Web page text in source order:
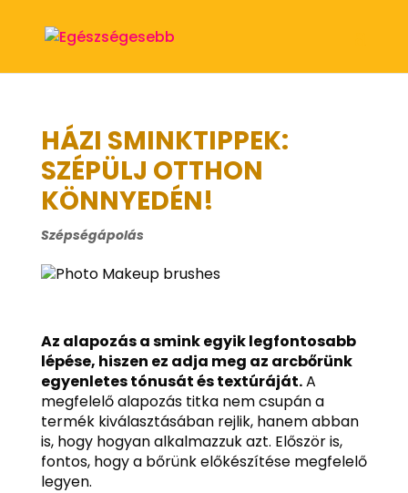
HÁZI SMINKTIPPEK:
SZÉPÜLJ OTTHON
KÖNNYEDÉN!
Szépségápolás
Az alapozás a smink egyik legfontosabb
lépése, hiszen ez adja meg az arcbőrünk
egyenletes tónusát és textúráját.A
megfelelő alapozás titka nem csupán a
termék kiválasztásában rejlik, hanem abban
is, hogy hogyan alkalmazzuk azt. Először is,
fontos, hogy a bőrünk előkészítése megfelelő
legyen.